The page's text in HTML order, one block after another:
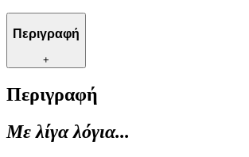
Περιγραφή
+
Περιγραφή
Με λίγα λόγια...